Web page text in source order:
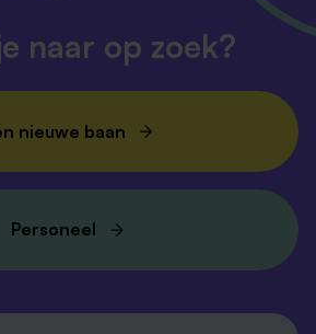
naar op zoek?
nieuwe baan
Personeel